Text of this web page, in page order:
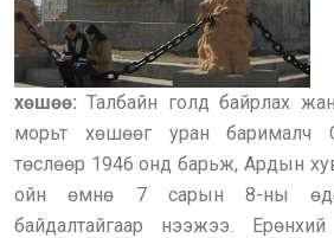
хөшөө: Талбайн голд байрлах
морьт хөшөөг уран барималч
төслөөр 1946 онд барьж, Ардын
ойн өмнө 7 сарын 8-ны
байдалтайгаар нээжээ.